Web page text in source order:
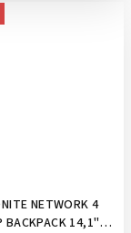
NETWORK 4
BACKPACK 14,1",